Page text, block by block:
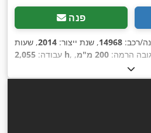
פנה
רכב: 14968, שנת ייצור: 2014, שעות
עבודה: 2,055 h הרמה: 200 מ"מ
,
, סוג דלק:
בנייה:1,300 מ"מ , מתח סוללה: 24 V ,